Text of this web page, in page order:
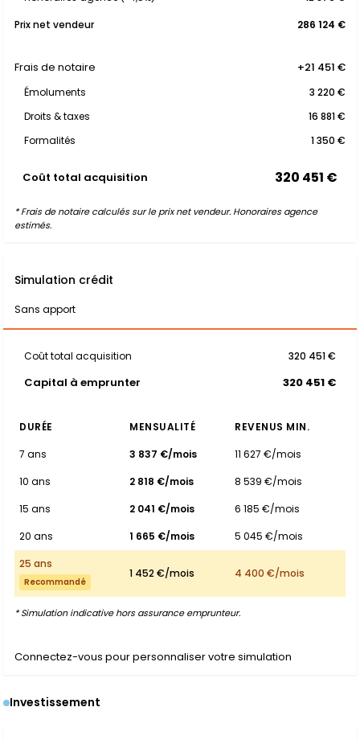
Prix net vendeur
286 124 €
Frais de notaire +21 451 €
Émoluments
3 220 €
Droits & taxes
16 881 €
Formalités
1 350 €
Coût total acquisition 320 451 €
* Frais de notaire calculés sur le prix net vendeur. Honoraires agence
estimés.
Simulation crédit
Sans apport
Coût total acquisition 320 451 €
Capital à emprunter 320 451 €
DURÉE MENSUALITÉ
REVENUS MIN.
7 ans
3 837 €/mois
11 627 €/mois
10 ans
2 818 €/mois
8 539 €/mois
15 ans
2 041 €/mois
6 185 €/mois
20 ans
1 665 €/mois
5 045 €/mois
25 ans
Recommandé
1 452 €/mois 4 400 €/mois
* Simulation indicative hors assurance emprunteur.
Connectez-vous pour personnaliser votre simulation
Investissement